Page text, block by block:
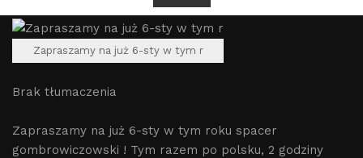
Zapraszamy na już 6-sty w tym r
Brak tłumaczenia
Zapraszamy na już 6-sty w tym roku spacer
gombrowiczowski ! Tym razem po polsku, 2 godziny